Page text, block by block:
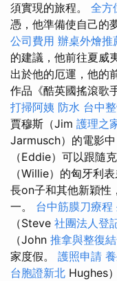
須實現的旅程。 全方
憑，他準備使自己的
公司費用 辦桌外燴推
的建議，他前往夏威
出於他的厄運，他的
作品《酷英國搖滾歌
打掃阿姨 防水 台中
賈穆斯（Jim 護理之
Jarmusch）的電影
（Eddie）可以跟隨
（Willie）的匈牙利
長on子和其他新穎性
一。 台中筋膜刀療程
（Steve 社團法人登
（John 推拿與整復
家度假。 護照申請
台胞證新北 Hughes